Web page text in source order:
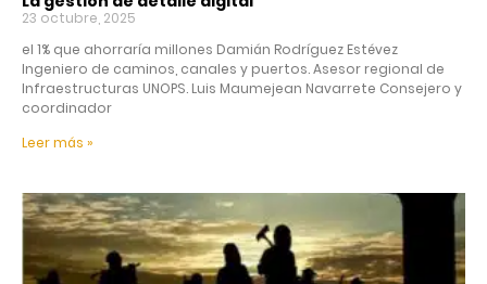
23 octubre, 2025
el 1% que ahorraría millones Damián Rodríguez Estévez
Ingeniero de caminos, canales y puertos. Asesor regional de
Infraestructuras UNOPS. Luis Maumejean Navarrete Consejero y
coordinador
Leer más »